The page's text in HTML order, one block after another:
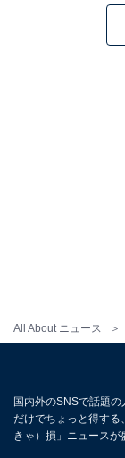
All About ニュース
国内外のSNSで話題
だけでちょっと得する
きゃ）損」ニュースが